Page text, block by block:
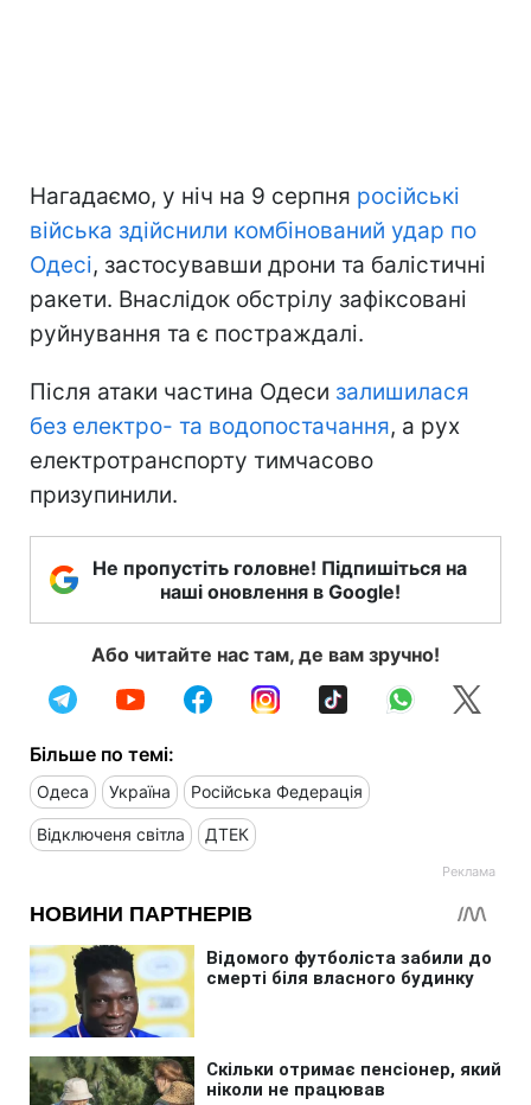
Нагадаємо, у ніч на 9 серпня російські
війська здійснили комбінований удар по
Одесі, застосувавши дрони та балістичні
ракети. Внаслідок обстрілу зафіксовані
руйнування та є постраждалі.
Після атаки частина Одеси залишилася
без електро- та водопостачання, а рух
електротранспорту тимчасово
призупинили.
Не пропустіть головне! Підпишіться на
наші оновлення в Google!
Або читайте нас там, де вам зручно!
Більше по темі:
Одеса Україна Російська Федерація
Відключеня світла ДТЕК